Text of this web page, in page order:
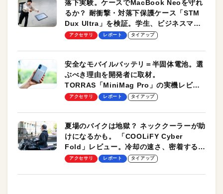
落下実験。ケースでMacBook Neoを守れ
るか？ 耐衝撃・対落下保護ケース「STM
Dux Ultra」を検証。学生、ビジネスマン
のモバイルユースに最適！
アクセサリ レポート タイアップ
安全なモバイルバッテリ＝半固体電池。選
ぶべき理由を開発者に取材。
TORRAS「MiniMag Pro」の実機レビュ
ーも
アクセサリ レポート タイアップ
夏場のバイクは地獄？ ネッククーラーが助
けになるかも。 「COOLiFY Cyber
Fold」レビュー。冷却の速さ、密着する冷
却プレート、シンプルな操作性がグッド！
アクセサリ レポート タイアップ